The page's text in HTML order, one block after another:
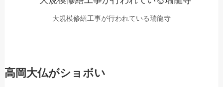
大規模修繕工事が行われている瑞龍寺
高岡大仏がショボい